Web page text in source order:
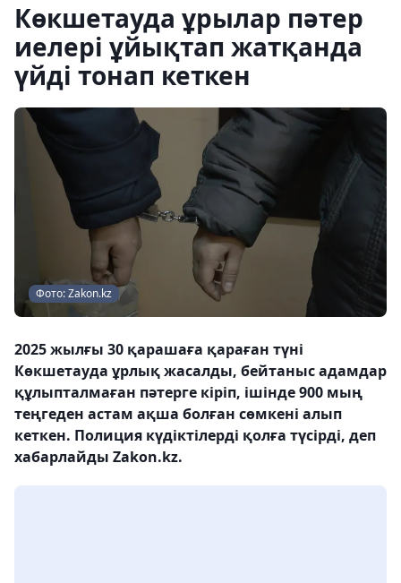
Көкшетауда ұрылар пәтер
иелері ұйықтап жатқанда
үйді тонап кеткен
Фото: Zakon.kz
2025 жылғы 30 қарашаға қараған түні
Көкшетауда ұрлық жасалды, бейтаныс адамдар
құлыпталмаған пәтерге кіріп, ішінде 900 мың
теңгеден астам ақша болған сөмкені алып
кеткен. Полиция күдіктілерді қолға түсірді, деп
хабарлайды Zakon.kz.